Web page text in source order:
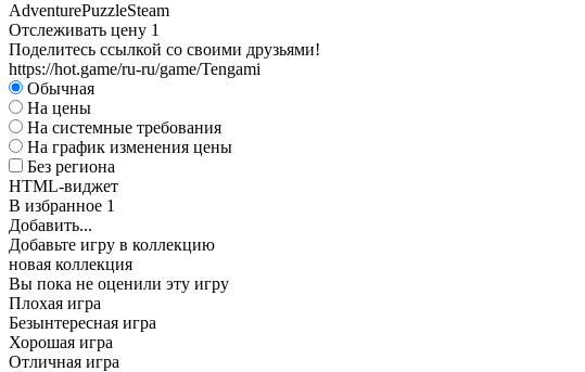
AdventurePuzzleSteam
Отслеживать цену 1
Поделитесь ссылкой со своими друзьями!
https://hot.game/ru-ru/game/Tengami
Обычная
На цены
На системные требования
На график изменения цены
Без региона
HTML-виджет
В избранное 1
Добавить...
Добавьте игру в коллекцию
новая коллекция
Вы пока не оценили эту игру
Плохая игра
Безынтересная игра
Хорошая игра
Отличная игра